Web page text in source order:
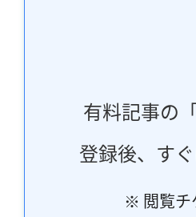
有料記事の
登録後、す
※ 閲覧チ